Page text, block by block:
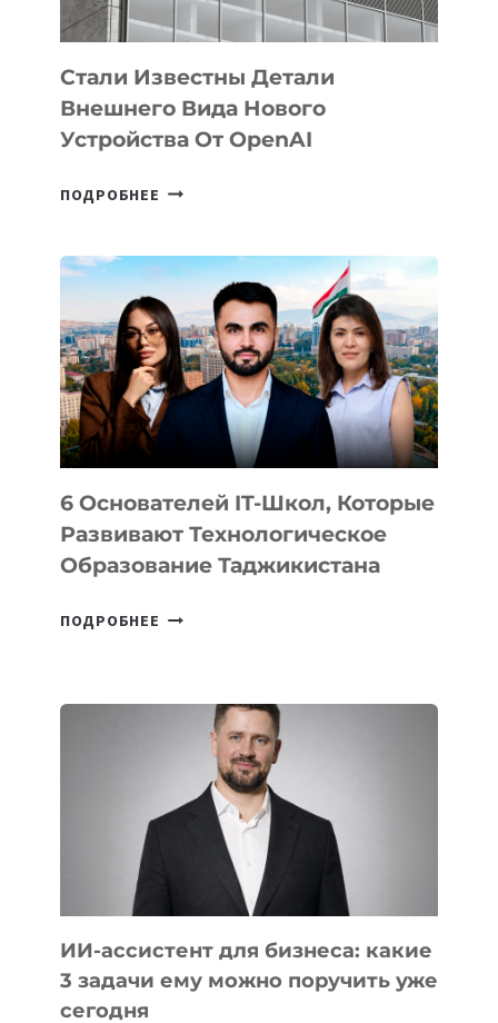
ИНТЕЛЛЕКТА
Стали Известны Детали
Внешнего Вида Нового
Устройства От OpenAI
ПОДРОБНЕЕ СТАЛИ
ВНЕШНЕГО
ВИДА
НОВОГО
УСТРОЙСТВА
ОТ
OPENAI
6 Основателей IT-Школ, Которые
Развивают Технологическое
Образование Таджикистана
ПОДРОБНЕЕ
КОТОРЫЕ
РАЗВИВАЮТ
ТЕХНОЛОГИЧЕСКОЕ
ОБРАЗОВАНИЕ
ТАДЖИКИСТАНА
ИИ-ассистент для бизнеса: какие
3 задачи ему можно поручить уже
сегодня